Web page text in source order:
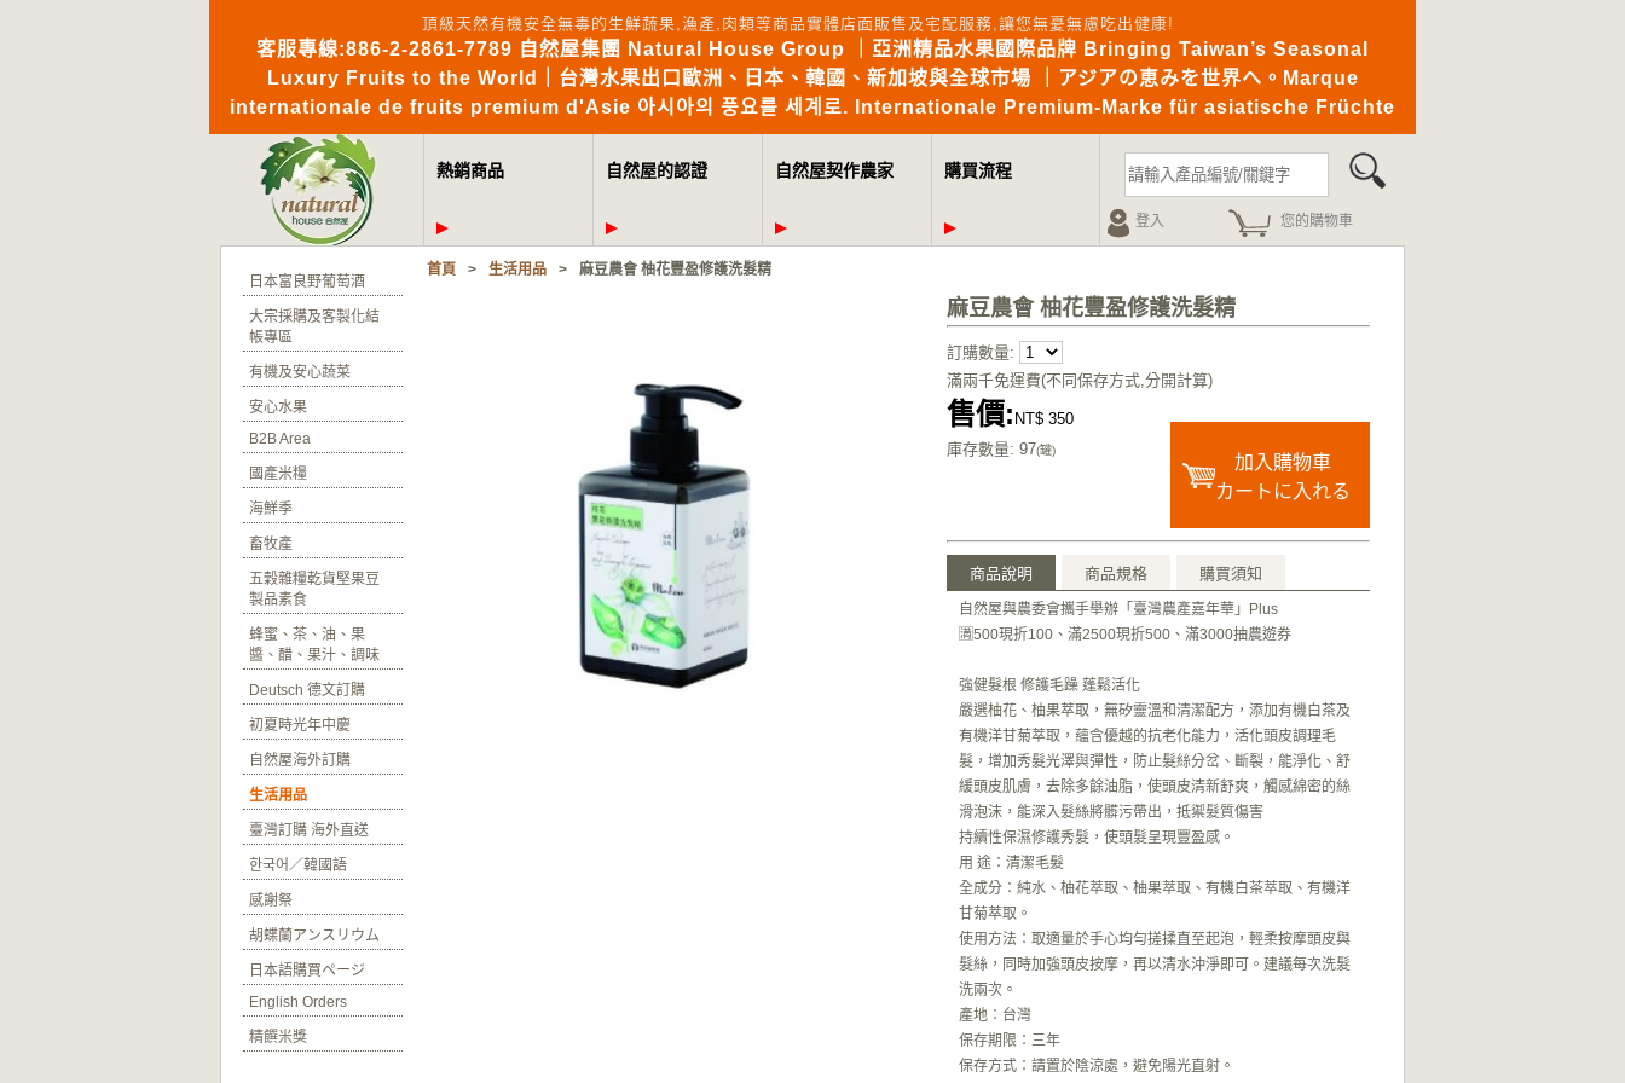
頂級天然有機安全無毒的生鮮蔬果,漁產,肉類等商品實體店面販售及宅配服務,讓您無憂無慮吃出健康!
客服專線:886-2-2861-7789 自然屋集團 Natural House Group ｜亞洲精品水果國際品牌 Bringing Taiwan’s Seasonal
Luxury Fruits to the World｜台灣水果出口歐洲、日本、韓國、新加坡與全球市場 ｜アジアの恵みを世界へ。Marque
internationale de fruits premium d'Asie 아시아의 풍요를 세계로. Internationale Premium-Marke für asiatische Früchte
熱銷商品 自然屋的認證 自然屋契作農家 購買流程
您的購物車
登入
日本富良野葡萄酒
大宗採購及客製化結
帳專區
有機及安心蔬菜
安心水果
B2B Area
國產米糧
海鮮季
畜牧產
五穀雜糧乾貨堅果豆
製品素食
蜂蜜、茶、油、果
醬、醋、果汁、調味
Deutsch 德文訂購
初夏時光年中慶
自然屋海外訂購
生活用品
臺灣訂購 海外直送
한국어／韓國語
感謝祭
胡蝶蘭アンスリウム
日本語購買ページ
English Orders
精饌米獎
首頁 > 生活用品 > 麻豆農會 柚花豐盈修護洗髮精
麻豆農會 柚花豐盈修護洗髮精
訂購數量:
滿兩千免運費(不同保存方式,分開計算)
售價: NT$ 350
庫存數量: 97(罐)
加入購物車
カートに入れる
商品說明 商品規格 購買須知
自然屋與農委會攜手舉辦「臺灣農產嘉年華」Plus
🈵️500現折100、滿2500現折500、滿3000抽農遊券
強健髮根 修護毛躁 蓬鬆活化
嚴選柚花、柚果萃取，無矽靈溫和清潔配方，添加有機白茶及
有機洋甘菊萃取，蘊含優越的抗老化能力，活化頭皮調理毛
髮，增加秀髮光澤與彈性，防止髮絲分岔、斷裂，能淨化、舒
緩頭皮肌膚，去除多餘油脂，使頭皮清新舒爽，觸感綿密的絲
滑泡沫，能深入髮絲將髒污帶出，抵禦髮質傷害
持續性保濕修護秀髮，使頭髮呈現豐盈感。
用 途：清潔毛髮
全成分：純水、柚花萃取、柚果萃取、有機白茶萃取、有機洋
甘菊萃取。
使用方法：取適量於手心均勻搓揉直至起泡，輕柔按摩頭皮與
髮絲，同時加強頭皮按摩，再以清水沖淨即可。建議每次洗髮
洗兩次。
產地：台灣
保存期限：三年
保存方式：請置於陰涼處，避免陽光直射。